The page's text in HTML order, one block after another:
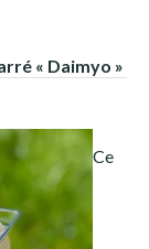
« Daimyo »
Ce